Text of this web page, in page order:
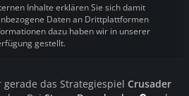
Inhalte erklären Sie sich damit
Daten an Drittplattformen
dazu haben wir in unserer
gestellt.
das Strategiespiel Crusader